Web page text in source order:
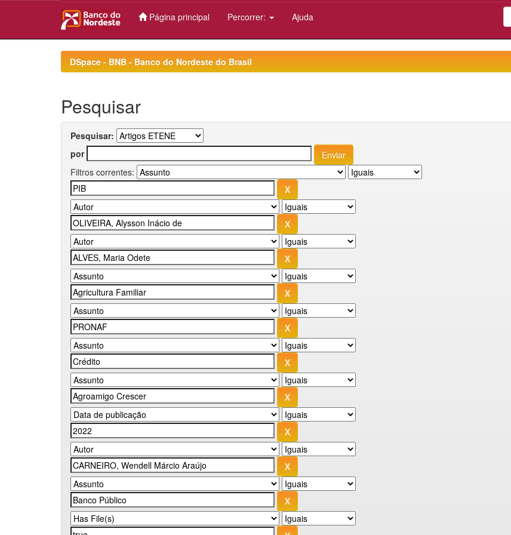
Página principal Percorrer: Ajuda
DSpace - BNB - Banco do Nordeste do Brasil
Pesquisar
Pesquisar:
por
Filtros correntes: